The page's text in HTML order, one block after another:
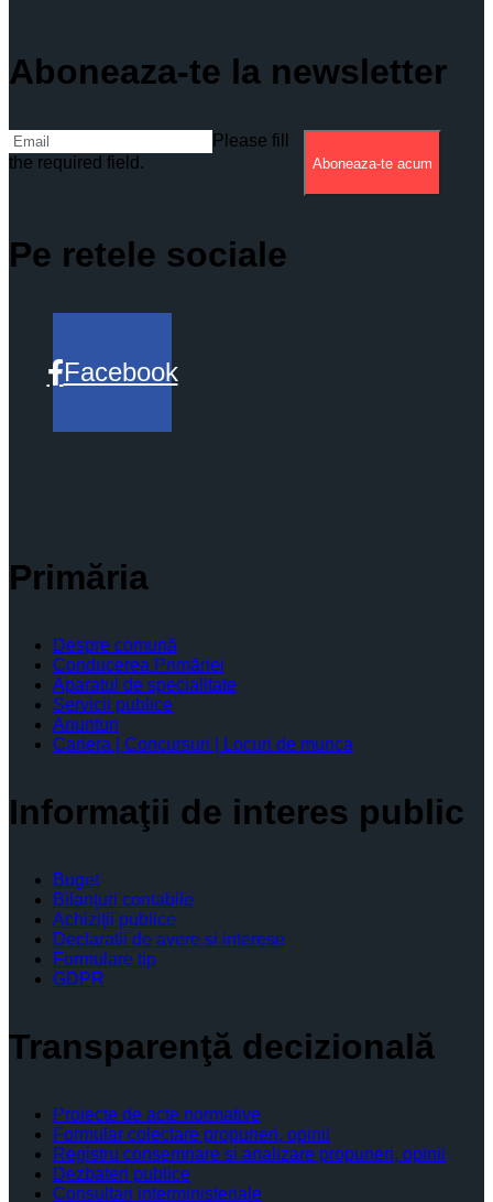
Aboneaza-te la newsletter
Please fill
the required field.
Aboneaza-te acum
Pe retele sociale
Facebook
Primăria
Despre comună
Conducerea Primăriei
Aparatul de specialitate
Servicii publice
Anunturi
Cariera | Concursuri | Locuri de munca
Informaţii de interes public
Buget
Bilanţuri contabile
Achiziţii publice
Declaratii de avere si interese
Formulare tip
GDPR
Transparenţă decizională
Proiecte de acte normative
Formular colectare propuneri, opinii
Registru consemnare si analizare propuneri, opinii
Dezbateri publice
Consultari interministeriale